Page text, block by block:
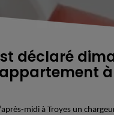
déclaré
à
midi à Troyes un